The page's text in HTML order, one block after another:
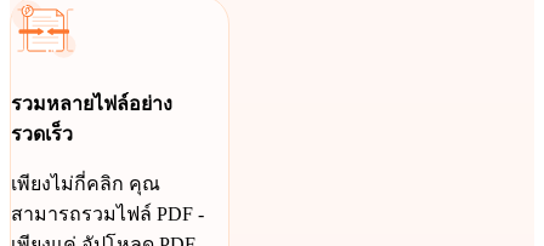
รวมหลายไฟล์อย่าง
รวดเร็ว
เพียงไม่กี่คลิก คุณ
สามารถรวมไฟล์ PDF -